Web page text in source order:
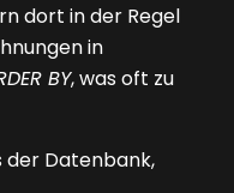
dort in der Regel
in
BY, was oft zu
der Datenbank,